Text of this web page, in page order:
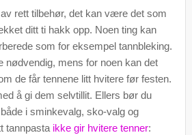
rett tilbehør, det kan være det som
ditt ti hakk opp. Noen ting kan
som for eksempel tannbleking.
nødvendig, mens for noen kan det
de får tennene litt hvitere før festen.
å gi dem selvtillit. Ellers bør du
i sminkevalg, sko-valg og
tannpasta ikke gir hvitere tenner: